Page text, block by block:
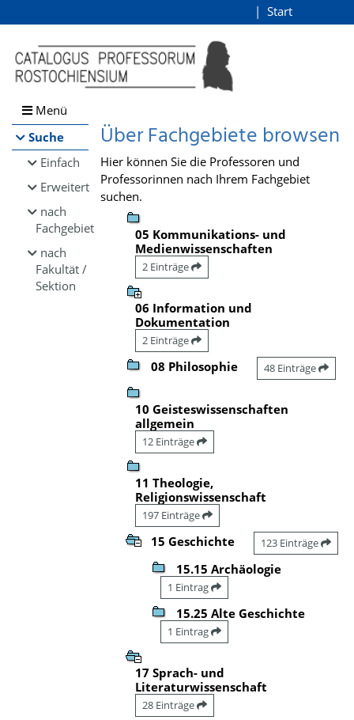
Browsen
direkt zum Inhalt
Start
Menü
Suche
Einfach
Erweitert
nach
Fachgebiet
nach
Fakultät /
Sektion
Über Fachgebiete browsen
Hier können Sie die Professoren und
Professorinnen nach Ihrem Fachgebiet
suchen.
05 Kommunikations- und
Medienwissenschaften
2 Einträge
06 Information und
Dokumentation
2 Einträge
08 Philosophie 48 Einträge
10 Geisteswissenschaften
allgemein
12 Einträge
11 Theologie,
Religionswissenschaft
197 Einträge
15 Geschichte 123 Einträge
15.15 Archäologie
1 Eintrag
15.25 Alte Geschichte
1 Eintrag
17 Sprach- und
Literaturwissenschaft
28 Einträge